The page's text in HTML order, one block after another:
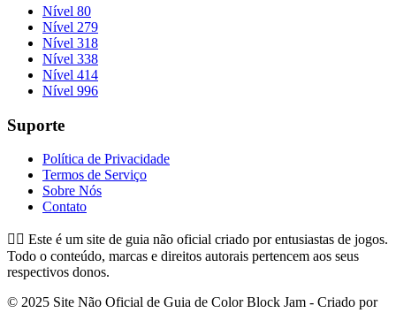
Nível 80
Nível 279
Nível 318
Nível 338
Nível 414
Nível 996
Suporte
Política de Privacidade
Termos de Serviço
Sobre Nós
Contato
👉🏻 Este é um site de guia não oficial criado por entusiastas de jogos.
Todo o conteúdo, marcas e direitos autorais pertencem aos seus
respectivos donos.
© 2025 Site Não Oficial de Guia de Color Block Jam - Criado por